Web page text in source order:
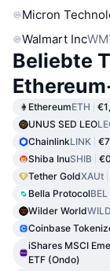
Micron
Walmart Inc
Beliebte
EthereumETH
UNUS SED LEO
ChainlinkLINK
Shiba InuSHIB
Tether GoldXAUt
Bella ProtocolBEL
Wilder WorldWILD
Coinbase
iShares MSCI
ETF (Ondo)